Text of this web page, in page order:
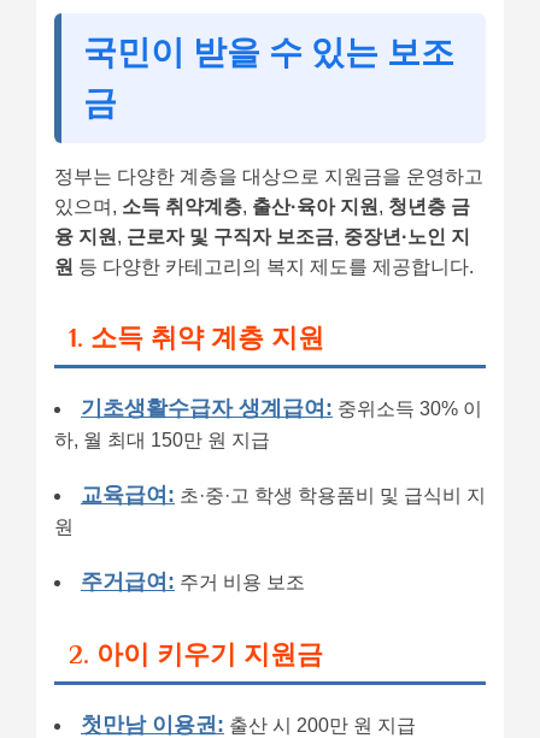
국민이 받을 수 있는 보조
금
정부는 다양한 계층을 대상으로 지원금을 운영하고
있으며, 소득 취약계층, 출산·육아 지원 , 청년층 금
융 지원 , 근로자 및 구직자 보조금, 중장년·노인 지
원 등 다양한 카테고리의 복지 제도를 제공합니다.
1. 소득 취약 계층 지원
기초생활수급자 생계급여: 중위소득 30% 이
하, 월 최대 150만 원 지급
교육급여: 초·중·고 학생 학용품비 및 급식비 지
원
주거급여: 주거 비용 보조
2. 아이 키우기 지원금
첫만남 이용권: 출산 시 200만 원 지급